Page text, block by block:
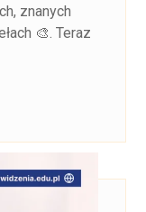
znanych
🎨. Teraz